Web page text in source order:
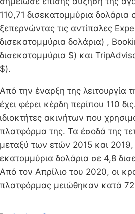
110,71 δισεκατομμύρια δολάρια
ξεπερνώντας τις αντίπαλες
δισεκατομμύρια δολάρια) ,
δισεκατομμύρια $) και
$).
Από την έναρξη της λειτουργία
έχει φέρει κέρδη περίπου 110
ιδιοκτήτες ακινήτων που
πλατφόρμα της. Τα έσοδά της
μεταξύ των ετών 2015 και
εκατομμύρια δολάρια σε 4,8
Από τον Απρίλιο του 2020, οι
πλατφόρμας μειώθηκαν κατά